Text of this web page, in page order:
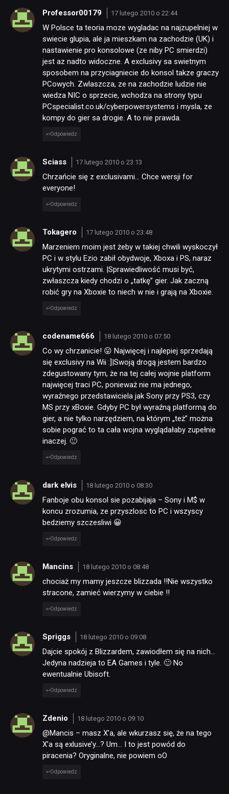
Professor00179 17 lutego 2010 o 22:44
W Polsce ta teoria moze wygladac na najzupelniej w
swiecie glupia, ale ja mieszkam na zachodzie (UK) i
nastawienie pro konsolowe (ze niby PC smierdzi)
jest az nadto widoczne. A exclusivy sa swietnym
sposobem na przyciagniecie do konsol takze graczy
PCowych. Zwlaszcza, ze na zachodzie ludzie nie
wiedza NIC o sprzecie, wchodza na strony typu
PCspecialist.co.uk/cyberpowersystems i mysla, ze
kompy do gier sa drogie. A to nie prawda.
Odpowiedz
Sciass 17 lutego 2010 o 23:13
Chrzańcie się z exclusivami… Chce wersji for
everyone!
Odpowiedz
Tokagero 17 lutego 2010 o 23:48
Marzeniem moim jest żeby w takiej chwili wyskoczył
PC i w stylu Ezio zabił obydwoje, Xboxa i PS, naraz
ukrytymi ostrzami. |Sprawiedliwość musi być,
zwłaszcza kiedy chodzi o „tatkę” gier. Jak zaczną
robić gry na Xboxie to niech w nie i grają na Xboxie.
Odpowiedz
codename666 18 lutego 2010 o 07:50
Co wy chrzanicie! 😛 Najwięcej i najlepiej sprzedają
się exclusivy na Wii :]|Swoją drogą jestem bardzo
zdegustowany tym, że na tej całej wojnie platform
najwięcej traci PC, ponieważ nie ma jednego,
wyraźnego przedstawiciela jak Sony przy PS3, czy
MS przy xBoxie. Gdyby PC był wyraźną platformą do
gier, a nie tylko narzędziem, na którym „też” można
sobie pograć to ta cała wojna wyglądałaby zupełnie
inaczej. 🙂
Odpowiedz
dark elvis 18 lutego 2010 o 08:30
Fanboje obu konsol sie pozabijaja – Sony i M$ w
koncu zrozumia, ze przyszlosc to PC i wszyscy
bedziemy szczesliwi 😀
Odpowiedz
Mancins 18 lutego 2010 o 08:48
chociaż my mamy jeszcze blizzada !!Nie wszystko
stracone, zamieć wierzymy w ciebie !!
Odpowiedz
Spriggs 18 lutego 2010 o 09:08
Dajcie spokój z Blizzardem, zawiodłem się na nich…
Jedyna nadzieja to EA Games i tyle. 🙂 No
ewentualnie Ubisoft.
Odpowiedz
Zdenio 18 lutego 2010 o 09:10
@Mancis – masz X’a, ale wkurzasz się, że na tego
X’a są exlusive’y…? Um… I to jest powód do
piracenia? Oryginalne, nie powiem oO
Odpowiedz